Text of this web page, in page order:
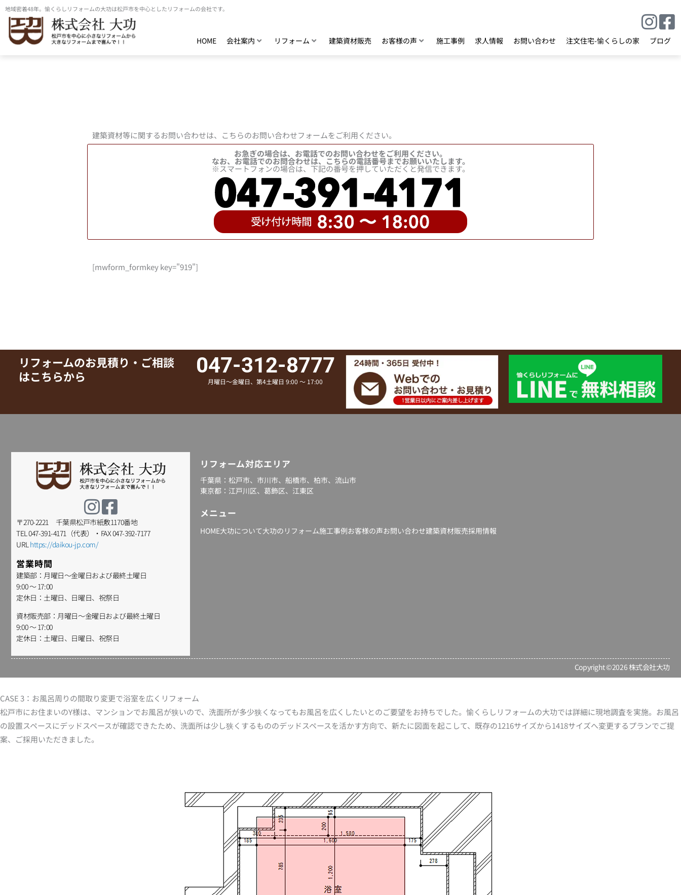
内地域密着48年。愉くらしリフォームの大功は松戸市を中心としたリフォームの会社です。
HOME 会社案内 リフォーム 建築資材販売 お客様の声 施工事例 求人情報 お問い合わせ 注文住宅-愉くらしの家 ブログ
建築資材等に関するお問い合わせは、こちらのお問い合わせフォームをご利用ください。
お急ぎの場合は、お電話でのお問い合わせをご利用ください。
なお、お電話でのお問合わせは、こちらの電話番号までお願いいたします。
※スマートフォンの場合は、下記の番号を押していただくと発信できます。
[mwform_formkey key="919"]
リフォームのお見積り・ご相談
はこちらから
047-312-8777
月曜日～金曜日、第4土曜日 9:00 ～ 17:00
〒270-2221 千葉県松戸市紙敷1170番地
TEL 047-391-4171（代表）・FAX 047-392-7177
URL https://daikou-jp.com/
営業時間
建築部：月曜日～金曜日および最終土曜日
9:00 ～ 17:00
定休日：土曜日、日曜日、祝祭日
資材販売部：月曜日～金曜日および最終土曜日
9:00 ～ 17:00
定休日：土曜日、日曜日、祝祭日
リフォーム対応エリア
千葉県：松戸市、市川市、船橋市、柏市、流山市
東京都： 江戸川区、葛飾区、江東区
メニュー
HOME大功について大功のリフォーム施工事例お客様の声お問い合わせ建築資材販売採用情報
Copyright ©2026 株式会社大功
CASE 3：お風呂周りの間取り変更で浴室を広くリフォーム
松戸市にお住まいのY様は、マンションでお風呂が狭いので、洗面所が多少狭くなってもお風呂を広くしたいとのご要望をお持ちでした。愉くらしリフォームの大功では詳細に現地調査を実施。お風呂
の設置スペースにデッドスペースが確認できたため、洗面所は少し狭くするもののデッドスペースを活かす方向で、新たに図面を起こして、既存の1216サイズから1418サイズへ変更するプランでご提
案、ご採用いただきました。